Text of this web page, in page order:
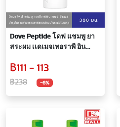
Dove Peptide โดฟ แชมพู ยา
สระผม เเดเมจเทอราพี อิน
฿111 - 113
฿238 -6%